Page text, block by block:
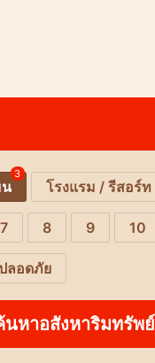
น
3
โรงแรม / รีสอร์ท
7 8 9 10
ลอดภัย
นหาอสังหาริมทรัพย์